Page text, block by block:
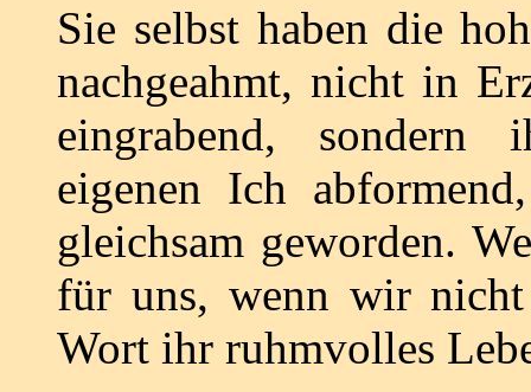
Sie selbst haben die
nachgeahmt, nicht in
eingrabend, sondern
eigenen Ich
gleichsam geworden.
für uns, wenn wir nicht
Wort ihr ruhmvolles